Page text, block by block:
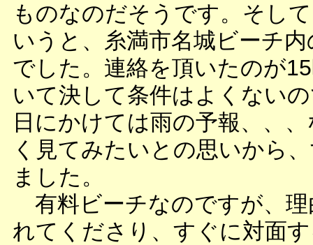
ものなのだそうです。そし
いうと、糸満市名城ビーチ
でした。連絡を頂いたのが
いて決して条件はよくない
日にかけては雨の予報、、
く見てみたいとの思いから
ました。
有料ビーチなのですが、
れてくださり、すぐに対面